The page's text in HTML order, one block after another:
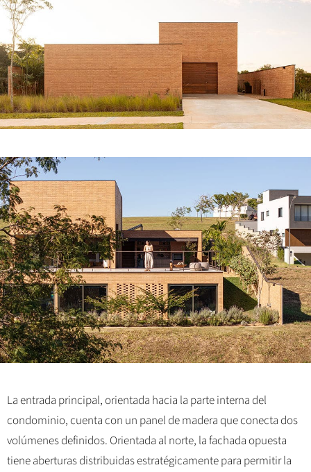
La entrada principal, orientada hacia la parte interna del
condominio, cuenta con un panel de madera que conecta dos
volúmenes definidos. Orientada al norte, la fachada opuesta
tiene aberturas distribuidas estratégicamente para permitir la